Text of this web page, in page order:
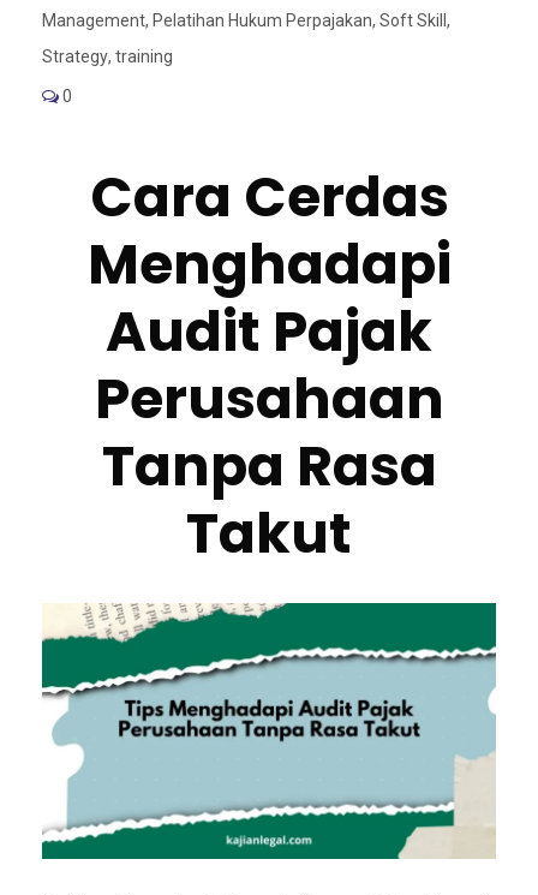
Management, Pelatihan Hukum Perpajakan, Soft Skill ,
Strategy, training
0
Cara Cerdas
Menghadapi
Audit Pajak
Perusahaan
Tanpa Rasa
Takut